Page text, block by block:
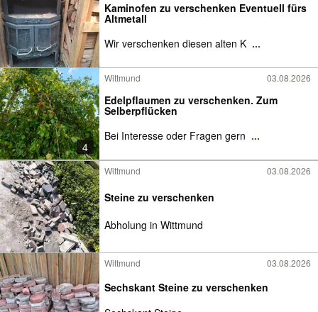
Kaminofen zu verschenken Eventuell fürs
Altmetall
Wir verschenken diesen alten K ...
4
Wittmund 03.08.2026
Edelpflaumen zu verschenken. Zum
Selberpflücken
Bei Interesse oder Fragen gern ...
Wittmund 03.08.2026
Steine zu verschenken
Abholung in Wittmund
Wittmund 03.08.2026
Sechskant Steine zu verschenken